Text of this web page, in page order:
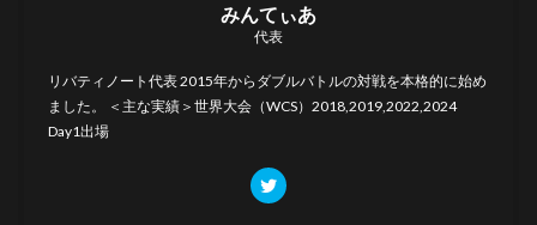
みんてぃあ
代表
リバティノート代表 2015年からダブルバトルの対戦を本格的に始め
ました。 ＜主な実績＞世界大会（WCS）2018,2019,2022,2024
Day1出場